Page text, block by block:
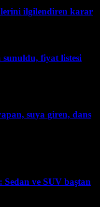
ilgilendiren karar
sunuldu, fiyat listesi
suya giren, dans
Sedan ve SUV baştan